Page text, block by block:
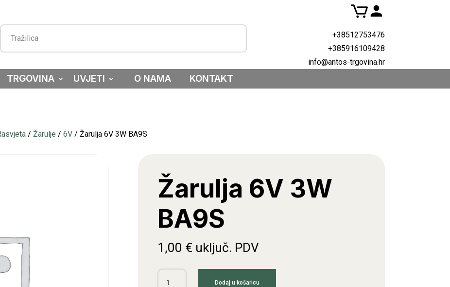
+38512753476
+385916109428
info@antos-trgovina.hr
TRGOVINA UVJETI O NAMA KONTAKT
/Žarulje /6V / Žarulja 6V 3W BA9S
Žarulja 6V 3W
BA9S
1,00 € uključ. PDV
Žarulja
Dodaj u košaricu